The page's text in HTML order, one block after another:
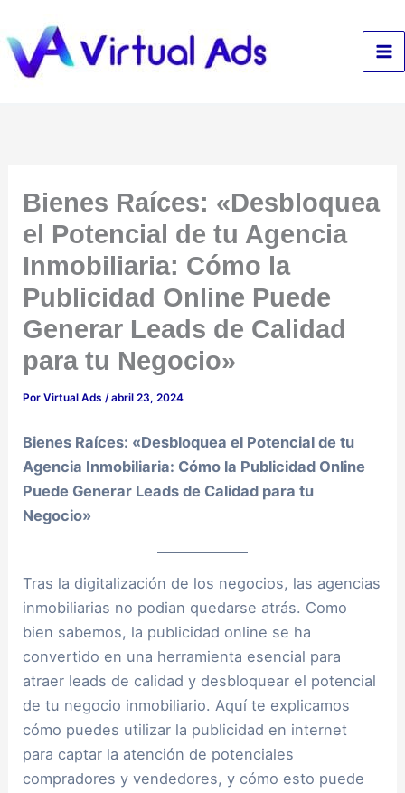
al
contenido
Bienes Raíces: «Desbloquea
el Potencial de tu Agencia
Inmobiliaria: Cómo la
Publicidad Online Puede
Generar Leads de Calidad
para tu Negocio»
PorVirtual Ads/abril 23, 2024
Bienes Raíces: «Desbloquea el Potencial de tu
Agencia Inmobiliaria: Cómo la Publicidad Online
Puede Generar Leads de Calidad para tu
Negocio»
Tras la digitalización de los negocios, las agencias
inmobiliarias no podian quedarse atrás. Como
bien sabemos, la publicidad online se ha
convertido en una herramienta esencial para
atraer leads de calidad y desbloquear el potencial
de tu negocio inmobiliario. Aquí te explicamos
cómo puedes utilizar la publicidad en internet
para captar la atención de potenciales
compradores y vendedores, y cómo esto puede